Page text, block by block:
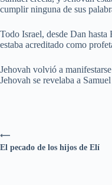
cumplir ninguna de sus
Todo Israel, desde Dan hasta
estaba acreditado como
Jehovah volvió a
Jehovah se revelaba a
⟵
El pecado de los hijos de Elí